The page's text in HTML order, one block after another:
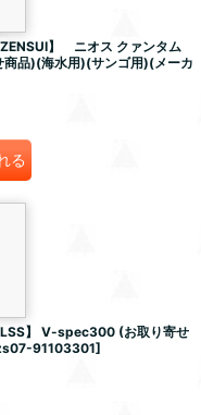
ZENSUI】 ニオス クァンタム
品)(海水用)(サンゴ用)(メーカ
る
LSS】 V-spec300 (お取り寄せ
91103301]